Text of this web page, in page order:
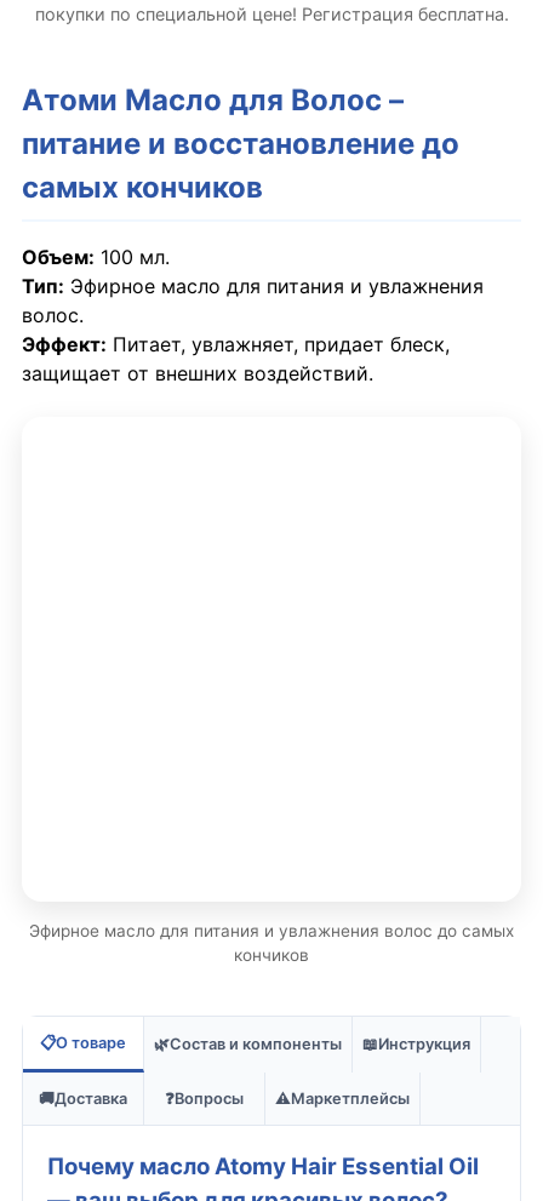
Для Европы Перейти →
Для Казахстана Перейти →
Для Кыргызстана Перейти →
Для Кореи Перейти →
покупки по специальной цене! Регистрация бесплатна.
Атоми Масло для Волос –
питание и восстановление до
самых кончиков
Объем: 100 мл.
Тип: Эфирное масло для питания и увлажнения
волос.
Эффект: Питает, увлажняет, придает блеск,
защищает от внешних воздействий.
Эфирное масло для питания и увлажнения волос до самых
кончиков
📋О товаре 🌿Состав и компоненты 📖Инструкция
🚚Доставка ❓Вопросы ⚠️Маркетплейсы
Почему масло Atomy Hair Essential Oil